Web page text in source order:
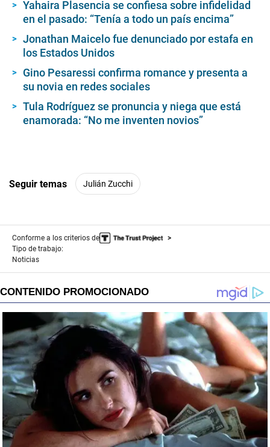
Yahaira Plasencia se confiesa sobre infidelidad
en el pasado: “Tenía a todo un país encima”
Jonathan Maicelo fue denunciado por estafa en
los Estados Unidos
Gino Pesaressi confirma romance y presenta a
su novia en redes sociales
Tula Rodríguez se pronuncia y niega que está
enamorada: “No me inventen novios”
Seguir temas Julián Zucchi
Conforme a los criterios de
Tipo de trabajo:
Noticias